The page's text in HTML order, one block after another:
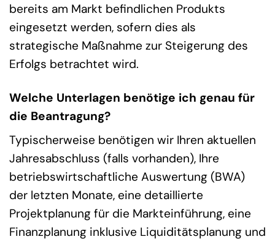
bereits am Markt befindlichen Produkts
eingesetzt werden, sofern dies als
strategische Maßnahme zur Steigerung des
Erfolgs betrachtet wird.
Welche Unterlagen benötige ich genau für
die Beantragung?
Typischerweise benötigen wir Ihren aktuellen
Jahresabschluss (falls vorhanden), Ihre
betriebswirtschaftliche Auswertung (BWA)
der letzten Monate, eine detaillierte
Projektplanung für die Markteinführung, eine
Finanzplanung inklusive Liquiditätsplanung und